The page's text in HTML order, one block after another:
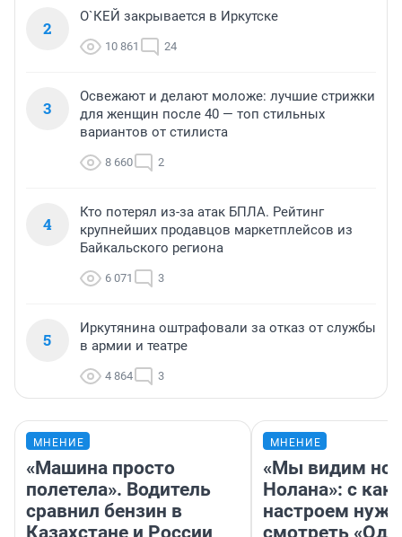
2
О`КЕЙ закрывается в Иркутске
10 861 24
3
Освежают и делают моложе: лучшие стрижки
для женщин после 40 — топ стильных
вариантов от стилиста
8 660 2
4
Кто потерял из-за атак БПЛА. Рейтинг
крупнейших продавцов маркетплейсов из
Байкальского региона
6 071 3
5
Иркутянина оштрафовали за отказ от службы
в армии и театре
4 864 3
МНЕНИЕ
«Машина просто
полетела». Водитель
сравнил бензин в
Казахстане и России
МНЕНИЕ
«Мы видим
Нолана»: с
настроем
смотреть